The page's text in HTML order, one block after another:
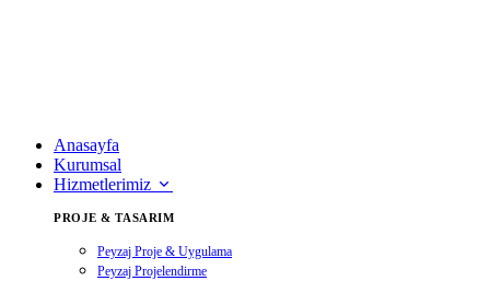
Anasayfa
Kurumsal
Hizmetlerimiz
PROJE & TASARIM
Peyzaj Proje & Uygulama
Peyzaj Projelendirme